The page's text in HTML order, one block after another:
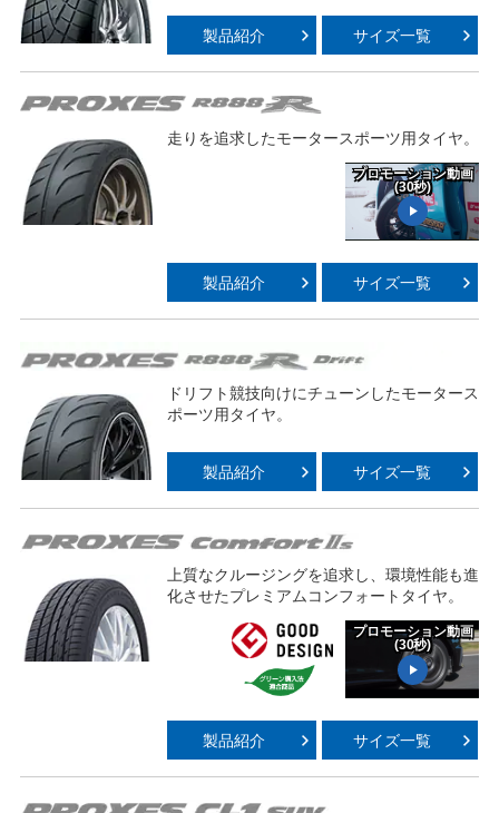
製品紹介 サイズ一覧
走りを追求したモータースポーツ用タイヤ。
Play
プロモーション動画
(30秒)
製品紹介 サイズ一覧
ドリフト競技向けにチューンしたモータース
ポーツ用タイヤ。
製品紹介 サイズ一覧
上質なクルージングを追求し、環境性能も進
化させたプレミアムコンフォートタイヤ。
Play
プロモーション動画
(30秒)
製品紹介 サイズ一覧